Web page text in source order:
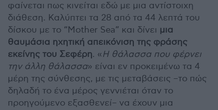
φαίνεται πως κινείται εδώ με μια αντίστοιχη
διάθεση. Καλύπτει τα 28 από τα 44 λεπτά του
δίσκου με το “Mother Sea” και δίνει μια
θαυμάσια ηχητική απεικόνιση της φράσης
εκείνης του Σεφέρη. «Η θάλασσα που φέρνει
την άλλη θάλασσα» είναι εν προκειμένω τα 4
μέρη της σύνθεσης, με τις μεταβάσεις –το πώς
δηλαδή το ένα μέρος γεννιέται όταν το
προηγούμενο εξασθενεί– να έχουν μια